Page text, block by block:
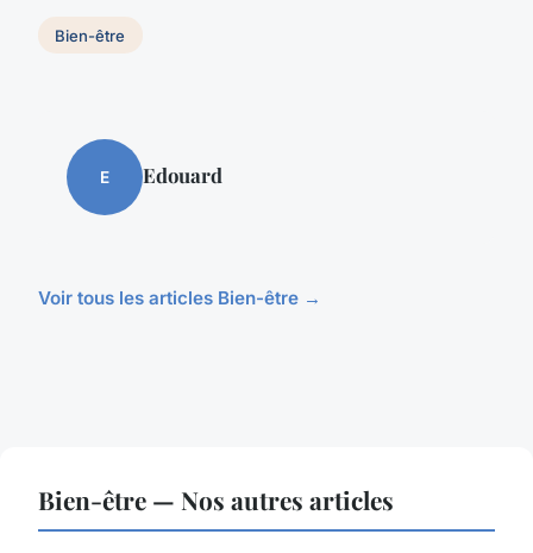
Bien-être
E Edouard
Voir tous les articles Bien-être →
Bien-être — Nos autres articles